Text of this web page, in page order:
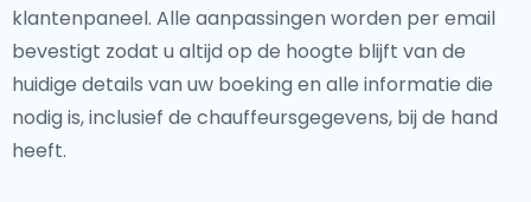
klantenpaneel. Alle aanpassingen worden per email
bevestigt zodat u altijd op de hoogte blijft van de
huidige details van uw boeking en alle informatie die
nodig is, inclusief de chauffeursgegevens, bij de hand
heeft.